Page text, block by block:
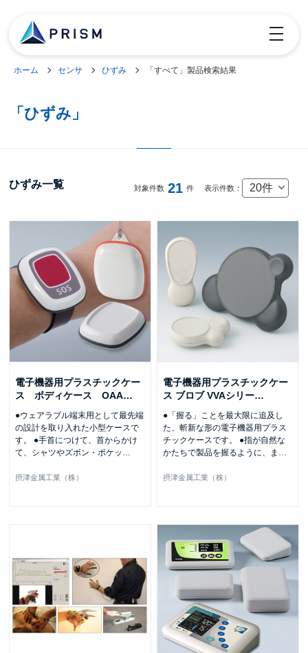
toggle
ホーム センサ ひずみ 「すべて」製品検索結果
「ひずみ」
ひずみ一覧 対象件数 21 件 表示件数： 20件
電子機器用プラスチックケー
ス ボディケース OAA…
●ウェアラブル端末用として最先端
の設計を取り入れた小型ケースで
す。 ●手首につけて、首からかけ
て、シャツやズボン・ポケッ …
摂津金属工業（株）
電子機器用プラスチックケー
ス ブロブ VVAシリー…
●「握る」ことを最大限に追及し
た、斬新な形の電子機器用プラス
チックケースです。 ●指が自然な
かたちで製品を握るように、ま …
摂津金属工業（株）